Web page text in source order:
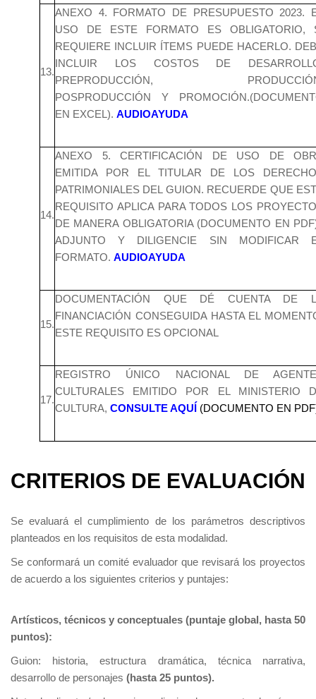
13.
ANEXO 4. FORMATO DE PRESUPUESTO 2023.
USO DE ESTE FORMATO ES OBLIGATORIO,
REQUIERE INCLUIR ÍTEMS PUEDE HACERLO.
INCLUIR LOS COSTOS DE
PREPRODUCCIÓN,
POSPRODUCCIÓN Y
EN EXCEL). AUDIOAYUDA
14.
ANEXO 5. CERTIFICACIÓN DE USO DE
EMITIDA POR EL TITULAR DE LOS
PATRIMONIALES DEL GUION. RECUERDE QUE
REQUISITO APLICA PARA TODOS LOS
DE MANERA OBLIGATORIA (DOCUMENTO EN
ADJUNTO Y DILIGENCIE SIN MODIFICAR
FORMATO. AUDIOAYUDA
15.
DOCUMENTACIÓN QUE DÉ CUENTA DE
FINANCIACIÓN CONSEGUIDA HASTA EL
ESTE REQUISITO ES OPCIONAL
17.
REGISTRO ÚNICO NACIONAL DE
CULTURALES EMITIDO POR EL MINISTERIO
CULTURA, CONSULTE AQUÍ (DOCUMENTO EN
CRITERIOS DE EVALUACIÓN
Se evaluará el cumplimiento de los parámetros descriptivos
planteados en los requisitos de esta modalidad.
Se conformará un comité evaluador que revisará los proyectos
de acuerdo a los siguientes criterios y puntajes:
Artísticos, técnicos y conceptuales (puntaje global, hasta 50
puntos):
Guion: historia, estructura dramática, técnica narrativa,
desarrollo de personajes (hasta 25 puntos).